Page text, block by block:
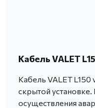
Кабель VALET
Кабель VALET L150
скрытой
осуществления